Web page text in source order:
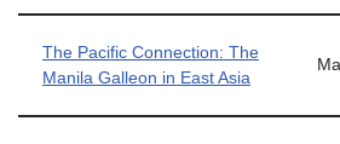
The Pacific Connection: The
Manila Galleon in East Asia